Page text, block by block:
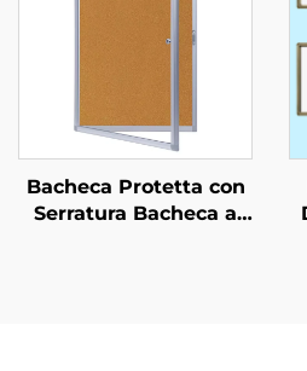
Bacheca Protetta con
Serratura Bacheca a